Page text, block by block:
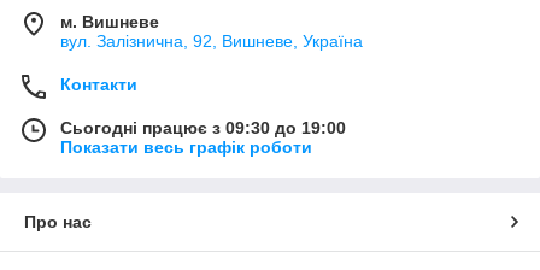
м. Вишневе
вул. Залізнична, 92, Вишневе, Україна
Контакти
Сьогодні працює з 09:30 до 19:00
Показати весь графік роботи
Про нас